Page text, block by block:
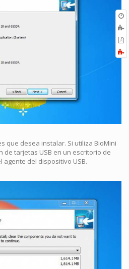
que desea instalar. Si utiliza BioMini
de tarjetas USB en un escritorio de
agente del dispositivo USB.